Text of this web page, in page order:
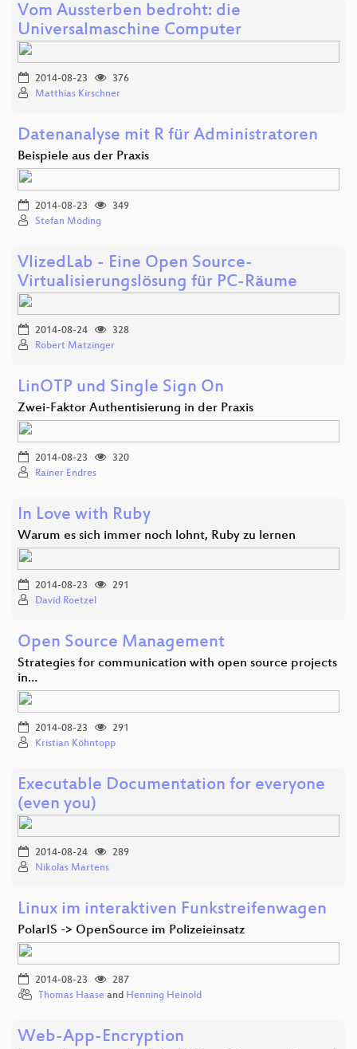
Vom Aussterben bedroht: die
Universalmaschine Computer
2014-08-23
376
Matthias Kirschner
Datenanalyse mit R für Administratoren
Beispiele aus der Praxis
2014-08-23
349
Stefan Möding
VlizedLab - Eine Open Source-
Virtualisierungslösung für PC-Räume
2014-08-24
328
Robert Matzinger
LinOTP und Single Sign On
Zwei-Faktor Authentisierung in der Praxis
2014-08-23
320
Rainer Endres
In Love with Ruby
Warum es sich immer noch lohnt, Ruby zu lernen
2014-08-23
291
David Roetzel
Open Source Management
Strategies for communication with open source projects
in…
2014-08-23
291
Kristian Köhntopp
Executable Documentation for everyone
(even you)
2014-08-24
289
Nikolas Martens
Linux im interaktiven Funkstreifenwagen
PolarIS -> OpenSource im Polizeieinsatz
2014-08-23
287
Thomas Haase and Henning Heinold
Web-App-Encryption